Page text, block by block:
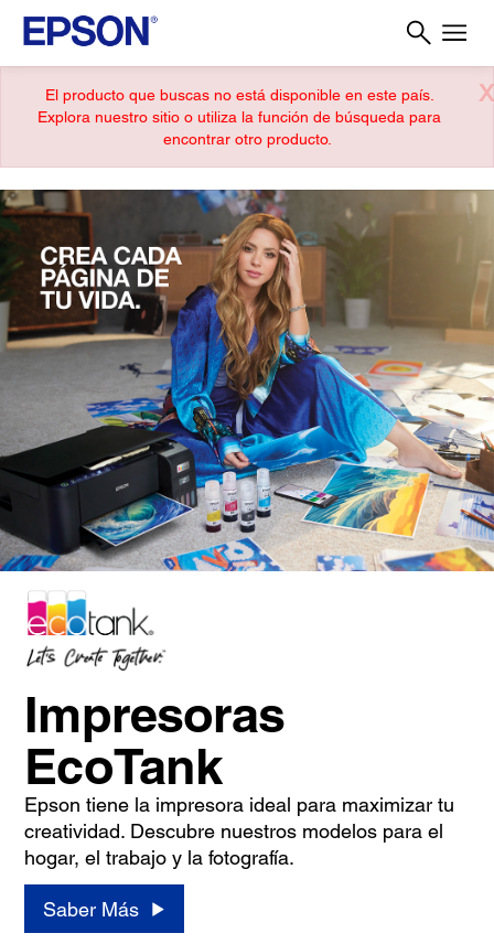
X
El producto que buscas no está disponible en este país.
Explora nuestro sitio o utiliza la función de búsqueda para
encontrar otro producto.
Impresoras
EcoTank
Epson tiene la impresora ideal para maximizar tu
creatividad. Descubre nuestros modelos para el
hogar, el trabajo y la fotografía.
Saber Más